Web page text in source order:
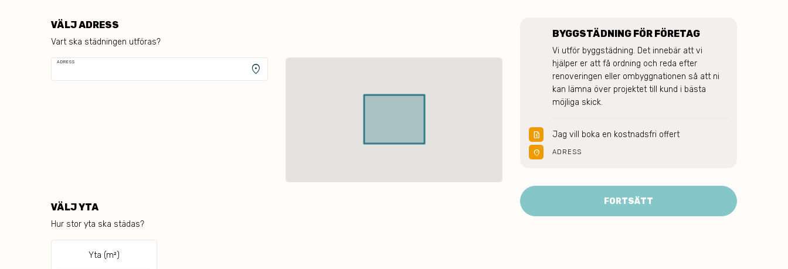
VÄLJ ADRESS
Vart ska städningen utföras?
ADRESS
location_on
VÄLJ YTA
Hur stor yta ska städas?
Yta (m²)
BYGGSTÄDNING FÖR FÖRETAG
Vi utför byggstädning. Det innebär att vi
hjälper er att få ordning och reda efter
renoveringen eller ombyggnationen så att ni
kan lämna över projektet till kund i bästa
möjliga skick.
request_quote Jag vill boka en kostnadsfri offert
location_on ADRESS
FORTSÄTT